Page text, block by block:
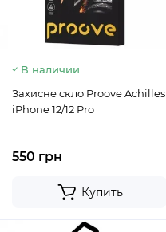
В наличии
Захисне скло Proove Achilles
iPhone 12/12 Pro
550 грн
Купить